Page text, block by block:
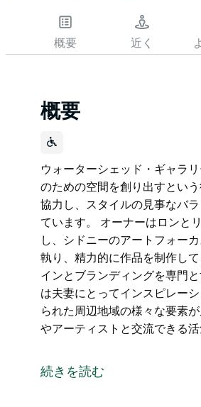
概要 近く
概要
ウォーターシェッド・ギャラ
のための空間を創り出すとい
協力し、スタイルの見事なバ
ています。 オーナーはロンと
し、シドニーのアートフォー
執り、精力的に作品を制作し
インとブランディングを専門
は夫妻にとってインスピレー
られた周辺地域の様々な要素
やアーティストと交流できる
のための空間を創り出すとい
協力し、スタイルの見事なバ
続きを読む